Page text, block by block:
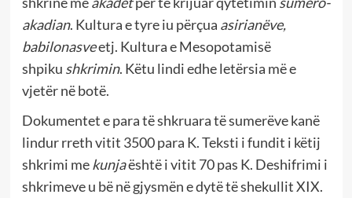
akadian. Kultura e tyre iu përçua asirianëve,
babilonasveetj. Kultura e Mesopotamisë
shpiku shkrimin. Këtu lindi edhe letërsia më e
vjetër në botë.
Dokumentet e para të shkruara të sumerëve kanë
lindur rreth vitit 3500 para K. Teksti i fundit i këtij
shkrimi me kunjaështë i vitit 70 pas K. Deshifrimi i
shkrimeve u bë në gjysmën e dytë të shekullit XIX.